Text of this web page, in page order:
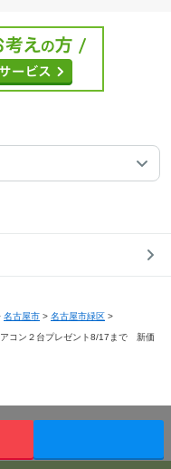
名古屋市 > 名古屋市緑区 >
コン２台プレゼント8/17まで 新価